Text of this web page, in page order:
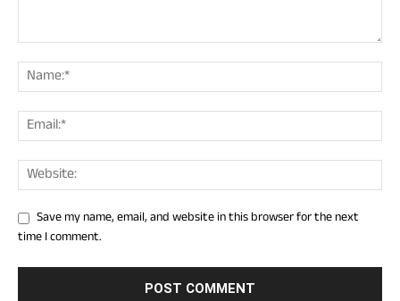
Save my name, email, and website in this browser for the next
time I comment.